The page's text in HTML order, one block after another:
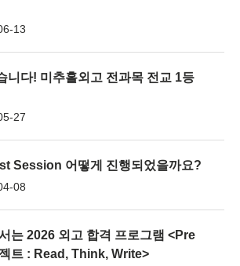
13
니다! 미추홀외고 전과목 전교 1등
27
Session 어떻게 진행되었을까요?
08
는 2026 외고 합격 프로그램 <Pre
트 : Read, Think, Write>